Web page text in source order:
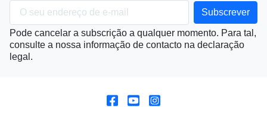
Pode cancelar a subscrição a qualquer momento. Para tal,
consulte a nossa informação de contacto na declaração
legal.